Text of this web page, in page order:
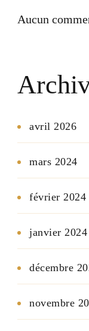
Aucun
avril 2026
mars 2024
février 2024
janvier 2024
décembre
novembre